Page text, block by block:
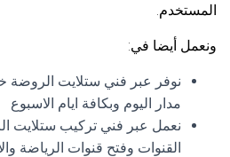
المستخدم.
ونعمل أيضا في:
نوفر عبر فني ستلايت الروضة
مدار اليوم وبكافة ايام الاسبوع
نعمل عبر فني تركيب ستلايت
القنوات وفتح قنوات الرياضة